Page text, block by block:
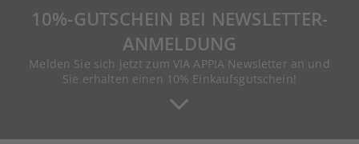
10%-GUTSCHEIN BEI NEWSLETTER-
ANMELDUNG
Melden Sie sich jetzt zum VIA APPIA Newsletter an und
Sie erhalten einen 10% Einkaufsgutschein!